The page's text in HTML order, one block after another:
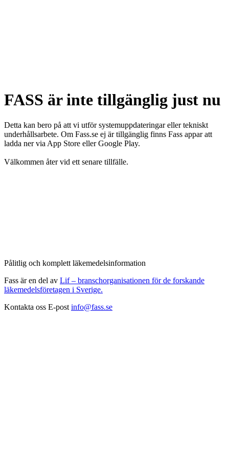
FASS är inte tillgänglig just nu
Detta kan bero på att vi utför systemuppdateringar eller tekniskt
underhållsarbete. Om Fass.se ej är tillgänglig finns Fass appar att
ladda ner via App Store eller Google Play.
Välkommen åter vid ett senare tillfälle.
Pålitlig och komplett läkemedelsinformation
Fass är en del av Lif – branschorganisationen för de forskande
läkemedelsföretagen i Sverige.
Kontakta oss E-post info@fass.se